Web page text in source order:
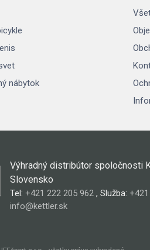
nábytok
Výhradný distribútor spoločnosti
Slovensko
Tel: +421 222 205 962, Služba:
info@kettler.sk